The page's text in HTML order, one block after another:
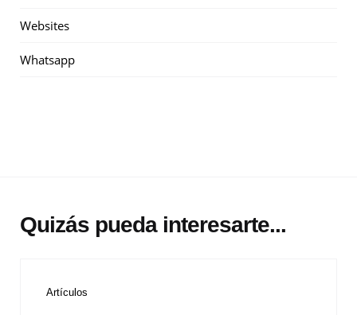
Websites
Whatsapp
Quizás pueda interesarte...
Artículos